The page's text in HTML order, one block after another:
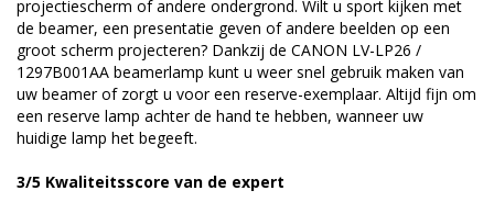
projectiescherm of andere ondergrond. Wilt u sport kijken met
de beamer, een presentatie geven of andere beelden op een
groot scherm projecteren? Dankzij de CANON LV-LP26 /
1297B001AA beamerlamp kunt u weer snel gebruik maken van
uw beamer of zorgt u voor een reserve-exemplaar. Altijd fijn om
een reserve lamp achter de hand te hebben, wanneer uw
huidige lamp het begeeft.
3/5 Kwaliteitsscore van de expert